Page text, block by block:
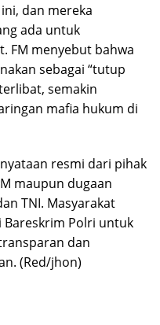
dan mereka
ada untuk
FM menyebut bahwa
sebagai “tutup
semakin
mafia hukum di
resmi dari pihak
maupun dugaan
TNI. Masyarakat
Polri untuk
dan
(Red/jhon)